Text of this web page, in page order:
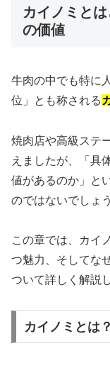
カイノミと
の価値
牛肉の中でも特に
位」とも称される
焼肉店や高級ステ
えましたが、「具
値があるのか」と
のではないでしょ
この章では、カイ
つ魅力、そしてな
ついて詳しく解説
カイノミとは